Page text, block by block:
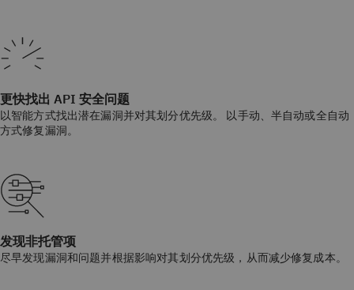
更快找出 API 安全问题
以智能方式找出潜在漏洞并对其划分优先级。 以手动、半自动或全自动
方式修复漏洞。
发现非托管项
尽早发现漏洞和问题并根据影响对其划分优先级，从而减少修复成本。